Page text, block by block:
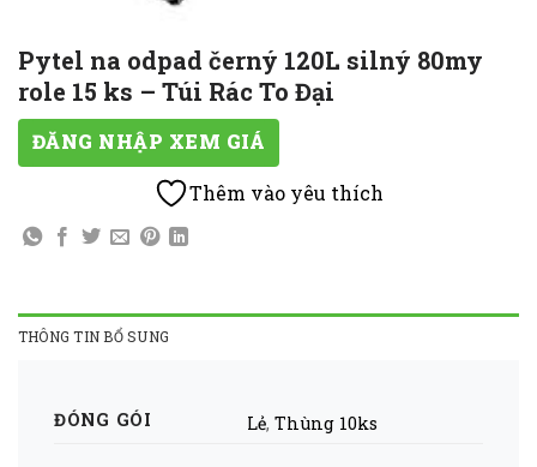
Pytel na odpad černý 120L silný 80my
role 15 ks – Túi Rác To Đại
ĐĂNG NHẬP XEM GIÁ
Thêm vào yêu thích
THÔNG TIN BỔ SUNG
ĐÓNG GÓI Lẻ,Thùng 10ks